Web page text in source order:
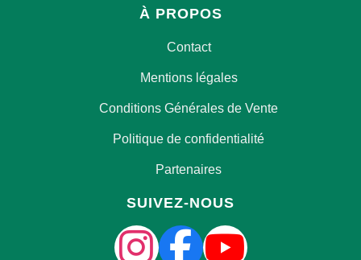
À PROPOS
Contact
Mentions légales
Conditions Générales de Vente
Politique de confidentialité
Partenaires
SUIVEZ-NOUS